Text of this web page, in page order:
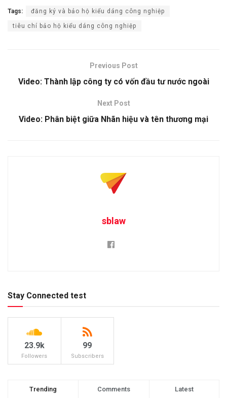
Tags: đăng ký và bảo hộ kiểu dáng công nghiệp
tiêu chí bảo hộ kiểu dáng công nghiệp
Previous Post
Video: Thành lập công ty có vốn đầu tư nước ngoài
Next Post
Video: Phân biệt giữa Nhãn hiệu và tên thương mại
sblaw
Stay Connected test
23.9k
Followers
99
Subscribers
Trending Comments Latest